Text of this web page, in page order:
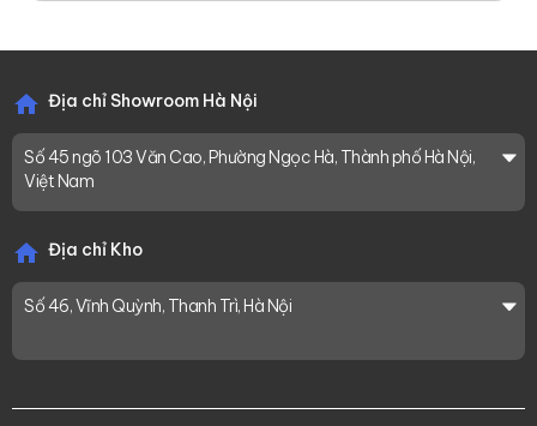
Địa chỉ Showroom Hà Nội
Số 45 ngõ 103 Văn Cao, Phường Ngọc Hà, Thành phố Hà Nội,
Việt Nam
Địa chỉ Kho
Số 46, Vĩnh Quỳnh, Thanh Trì, Hà Nội